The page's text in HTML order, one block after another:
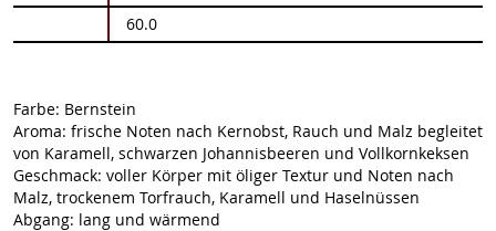
60.0
Farbe: Bernstein
Aroma: frische Noten nach Kernobst, Rauch und Malz begleitet
von Karamell, schwarzen Johannisbeeren und Vollkornkeksen
Geschmack: voller Körper mit öliger Textur und Noten nach
Malz, trockenem Torfrauch, Karamell und Haselnüssen
Abgang: lang und wärmend